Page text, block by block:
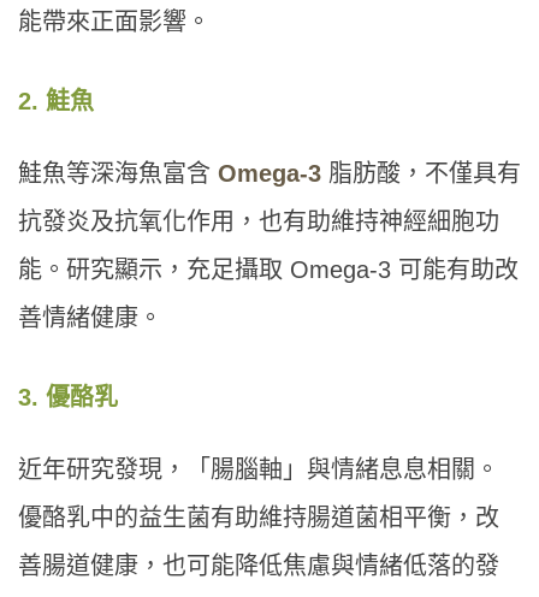
能帶來正面影響。
2. 鮭魚
鮭魚等深海魚富含 Omega-3 脂肪酸，不僅具有
抗發炎及抗氧化作用，也有助維持神經細胞功
能。研究顯示，充足攝取 Omega-3 可能有助改
善情緒健康。
3. 優酪乳
近年研究發現，「腸腦軸」與情緒息息相關。
優酪乳中的益生菌有助維持腸道菌相平衡，改
善腸道健康，也可能降低焦慮與情緒低落的發